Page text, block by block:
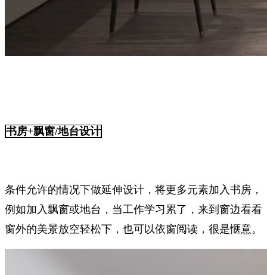
书房+飘窗/地台设计
条件允许的情况下做延伸设计，将更多元素加入书房，
例如加入飘窗或地台，当工作学习累了，来到窗边看看
窗外的美景放空轻松下，也可以依窗阅读，很是惬意。